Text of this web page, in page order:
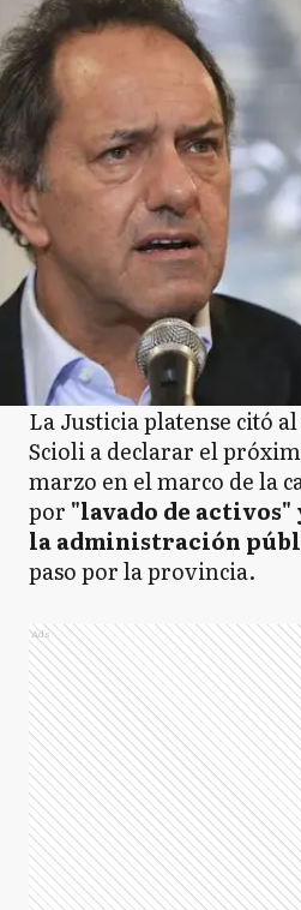
La Justicia platense citó
Scioli a declarar el
marzo en el marco de la
por "lavado de
la administración
paso por la provincia.
Ads